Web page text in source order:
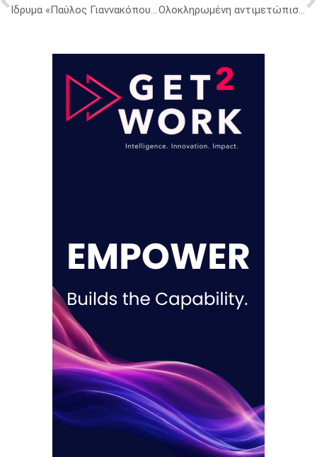
Ίδρυμα «Παύλος Γιαννακόπουλος»: Ελληνικές σημαίες στα παιδιά της Α΄ Δημοτικού σε όλη την επικράτεια Ολοκληρωμένη αντιμετώπιση στην ηλεκτρονική συνταγογράφηση ή για ακόμη μία φορά ημίμετρα;